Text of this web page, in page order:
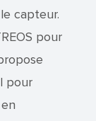
capteur.
pour
pour